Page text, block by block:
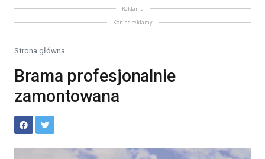
Reklama
Koniec reklamy
Strona główna
Brama profesjonalnie
zamontowana